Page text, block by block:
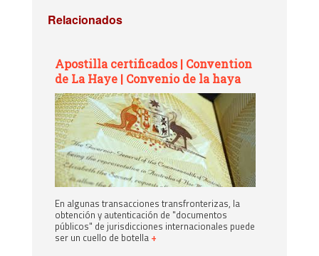
Relacionados
Apostilla certificados | Convention
de La Haye | Convenio de la haya
En algunas transacciones transfronterizas, la
obtención y autenticación de "documentos
públicos" de jurisdicciones internacionales puede
ser un cuello de botella +